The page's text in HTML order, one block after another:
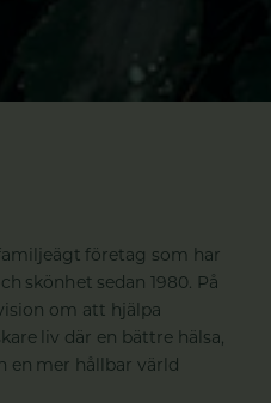
företag som har
skönhet sedan 1980. På
om att hjälpa
liv där en bättre hälsa,
en mer hållbar värld